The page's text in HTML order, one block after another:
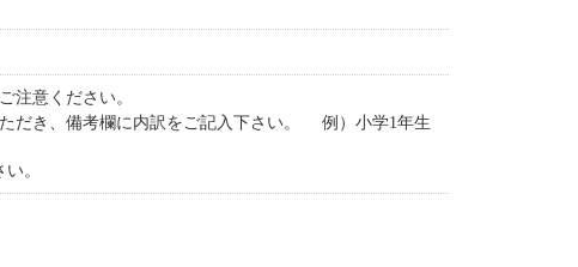
注意ください。
だき、備考欄に内訳をご記入下さい。 例）小学1年生
。